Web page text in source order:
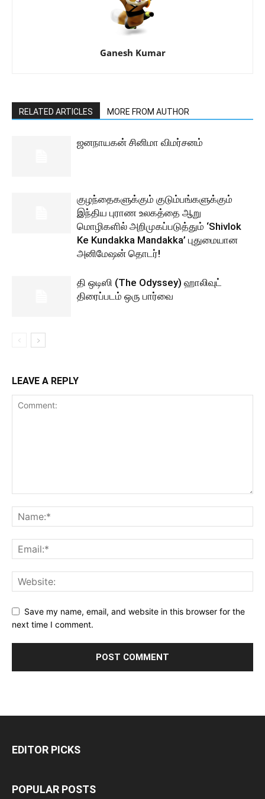
Ganesh Kumar
RELATED ARTICLES MORE FROM AUTHOR
ஜனநாயகன் சினிமா விமர்சனம்
குழந்தைகளுக்கும் குடும்பங்களுக்கும்
இந்திய புராண உலகத்தை ஆறு
மொழிகளில் அறிமுகப்படுத்தும் ‘Shivlok
Ke Kundakka Mandakka’ புதுமையான
அனிமேஷன் தொடர்!
தி ஒடிஸி (The Odyssey) ஹாலிவுட்
திரைப்படம் ஒரு பார்வை
LEAVE A REPLY
Save my name, email, and website in this browser for the
next time I comment.
EDITOR PICKS
POPULAR POSTS